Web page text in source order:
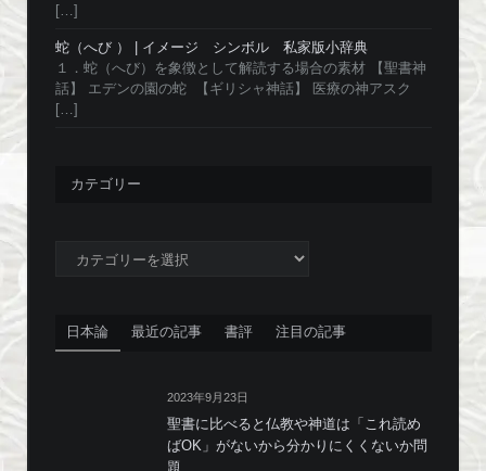
[…]
蛇（へび ） | イメージ シンボル 私家版小辞典
１．蛇（へび）を象徴として解読する場合の素材 【聖書神
話】 エデンの園の蛇 【ギリシャ神話】 医療の神アスク
[…]
カテゴリー
日本論 最近の記事 書評 注目の記事
2023年9月23日
聖書に比べると仏教や神道は「これ読め
ばOK」がないから分かりにくくないか問
題